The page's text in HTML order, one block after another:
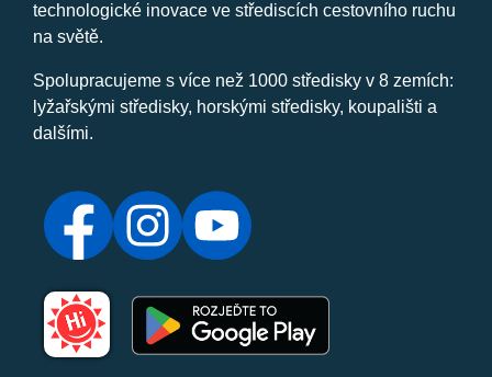
technologické inovace ve střediscích cestovního ruchu
na světě.
Spolupracujeme s více než 1000 středisky v 8 zemích:
lyžařskými středisky, horskými středisky, koupališti a
dalšími.